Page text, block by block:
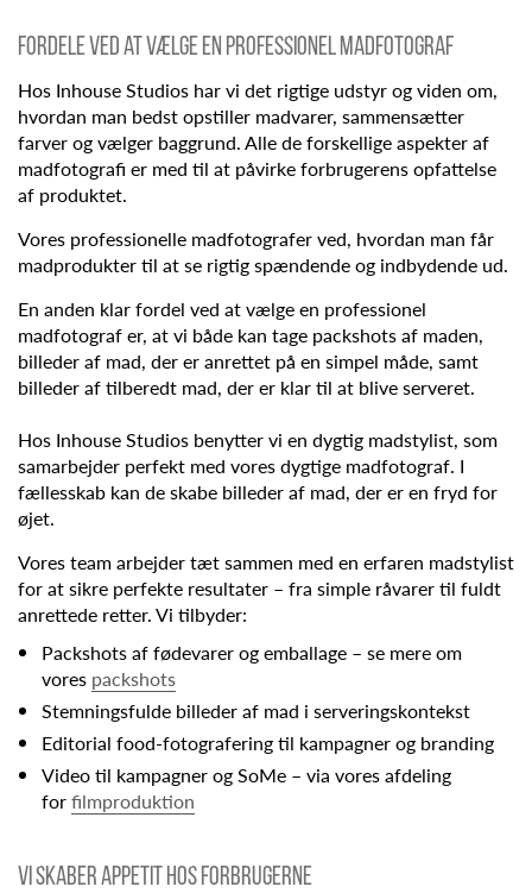
Fordele ved at vælge en professionel madfotograf
Hos Inhouse Studios har vi det rigtige udstyr og viden om,
hvordan man bedst opstiller madvarer, sammensætter
farver og vælger baggrund. Alle de forskellige aspekter af
madfotografi er med til at påvirke forbrugerens opfattelse
af produktet.
Vores professionelle madfotografer ved, hvordan man får
madprodukter til at se rigtig spændende og indbydende ud.
En anden klar fordel ved at vælge en professionel
madfotograf er, at vi både kan tage packshots af maden,
billeder af mad, der er anrettet på en simpel måde, samt
billeder af tilberedt mad, der er klar til at blive serveret.
Hos Inhouse Studios benytter vi en dygtig madstylist, som
samarbejder perfekt med vores dygtige madfotograf. I
fællesskab kan de skabe billeder af mad, der er en fryd for
øjet.
Vores team arbejder tæt sammen med en erfaren madstylist
for at sikre perfekte resultater – fra simple råvarer til fuldt
anrettede retter. Vi tilbyder:
Packshots af fødevarer og emballage – se mere om
vores packshots
Stemningsfulde billeder af mad i serveringskontekst
Editorial food-fotografering til kampagner og branding
Video til kampagner og SoMe – via vores afdeling
forfilmproduktion
Vi skaber appetit hos forbrugerne